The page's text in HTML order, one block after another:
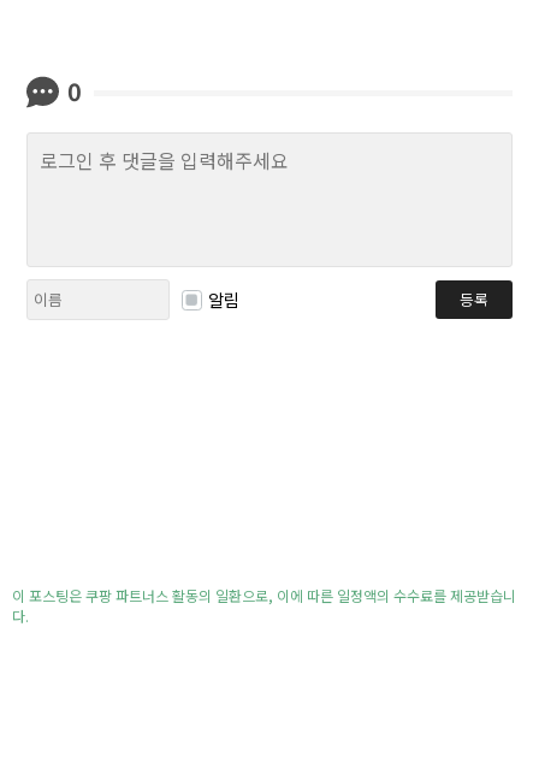
0
알림 등록
이 포스팅은 쿠팡 파트너스 활동의 일환으로, 이에 따른 일정액의 수수료를 제공받습니
다.